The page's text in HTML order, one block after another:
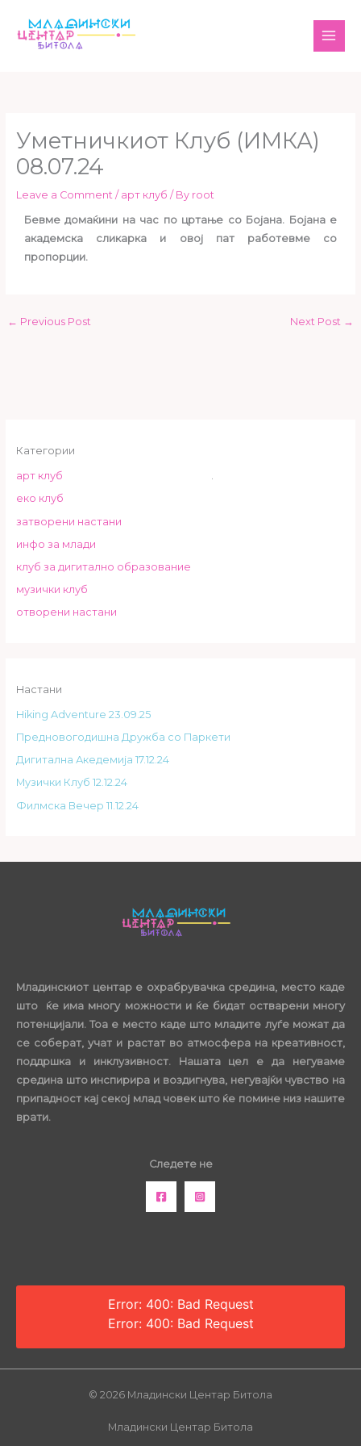
content
Уметничкиот Клуб (ИМКА)
08.07.24
Leave a Comment / арт клуб / By root
Бевме домаќини на час по цртање со Бојана. Бојана е
академска сликарка и овој пат работевме со
пропорции.
← Previous Post Next Post →
Категории
арт клуб
еко клуб
затворени настани
инфо за млади
клуб за дигитално образование
музички клуб
отворени настани
.
Настани
Hiking Adventure 23.09.25
Предновогодишна Дружба со Паркети
Дигитална Акедемија 17.12.24
Музички Клуб 12.12.24
Филмска Вечер 11.12.24
Младинскиот центар е охрабрувачка средина, место каде
што ќе има многу можности и ќе бидат остварени многу
потенцијали. Тоа е место каде што младите луѓе можат да
се соберат, учат и растат во атмосфера на креативност,
поддршка и инклузивност. Нашата цел е да негуваме
средина што инспирира и воздигнува, негувајќи чувство на
припадност кај секој млад човек што ќе помине низ нашите
врати.
Следете не
Error: 400: Bad Request
Error: 400: Bad Request
© 2026 Младински Центар Битола
Младински Центар Битола